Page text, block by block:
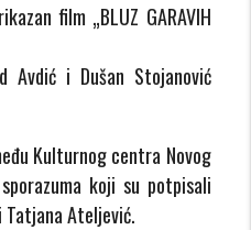
film „BLUZ GARAVIH
Avdić i Dušan Stojanović
Kulturnog centra Novog
koji su potpisali
Ateljević.